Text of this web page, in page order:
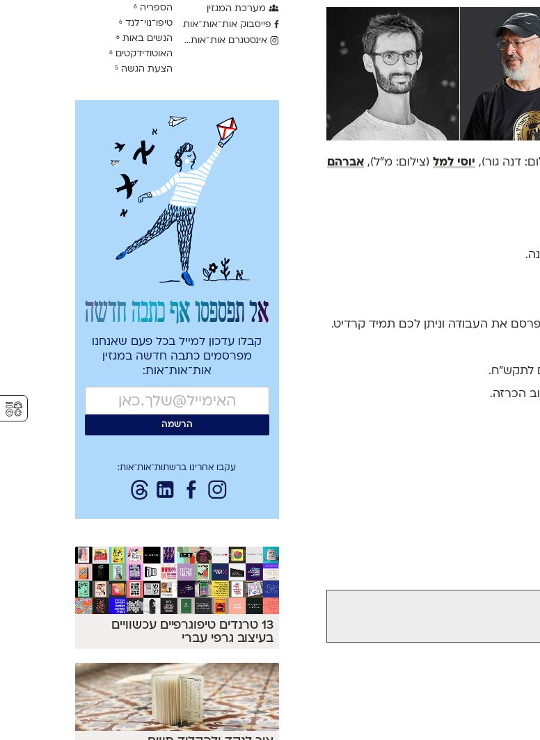
דנה גור), יוסי למל(צילום: מ״ל), אברהם
את העבודה וניתן לכם תמיד קרדיט.
לתקש״ח.
הכרזה.
מערכת המגזין
פייסבוק אות־אות־אות
אינסטגרם אות־אות־אות
הספריה 6
טיפו־נוי־לנד 6
הנשים באות 6
האוטודידקטים 6
הצעת הגשה 5
אל תפספסו אף כתבה חדשה
קבלו עדכון למייל בכל פעם שאנחנו
מפרסמים כתבה חדשה במגזין
אות־אות־אות:
עקבו אחרינו ברשתות־אות־אות:
13 טרנדים טיפוגרפיים עכשוויים
בעיצוב גרפי עברי
⚥︎